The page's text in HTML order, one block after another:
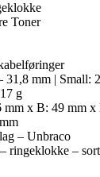
Toner
31,8 mm | Small:
g
mm x B: 49 mm x
– Unbraco
ringeklokke – sort